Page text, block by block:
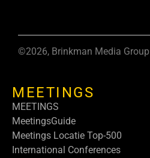
©2026, Brinkman Media Group
MEETINGS
MEETINGS
MeetingsGuide
Meetings Locatie Top-500
International Conferences